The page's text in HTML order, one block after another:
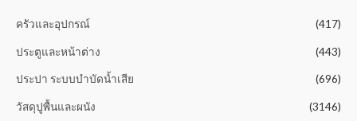
ครัวและอุปกรณ์ (417)
ประตูและหน้าต่าง (443)
ประปา ระบบบำบัดน้ำเสีย (696)
วัสดุปูพื้นและผนัง (3146)